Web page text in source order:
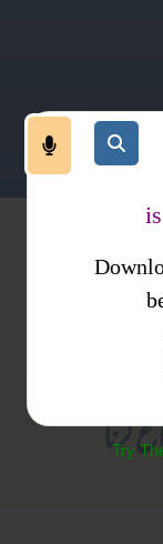
خواتین
Try